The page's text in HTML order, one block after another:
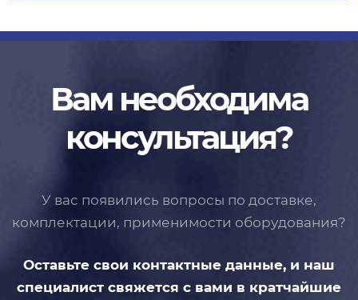
Вам необходима
консультация?
У вас появились вопросы по доставке,
комплектации, применимости оборудования?
Оставьте свои контактные данные, и наш
специалист свяжется с вами в кратчайшие